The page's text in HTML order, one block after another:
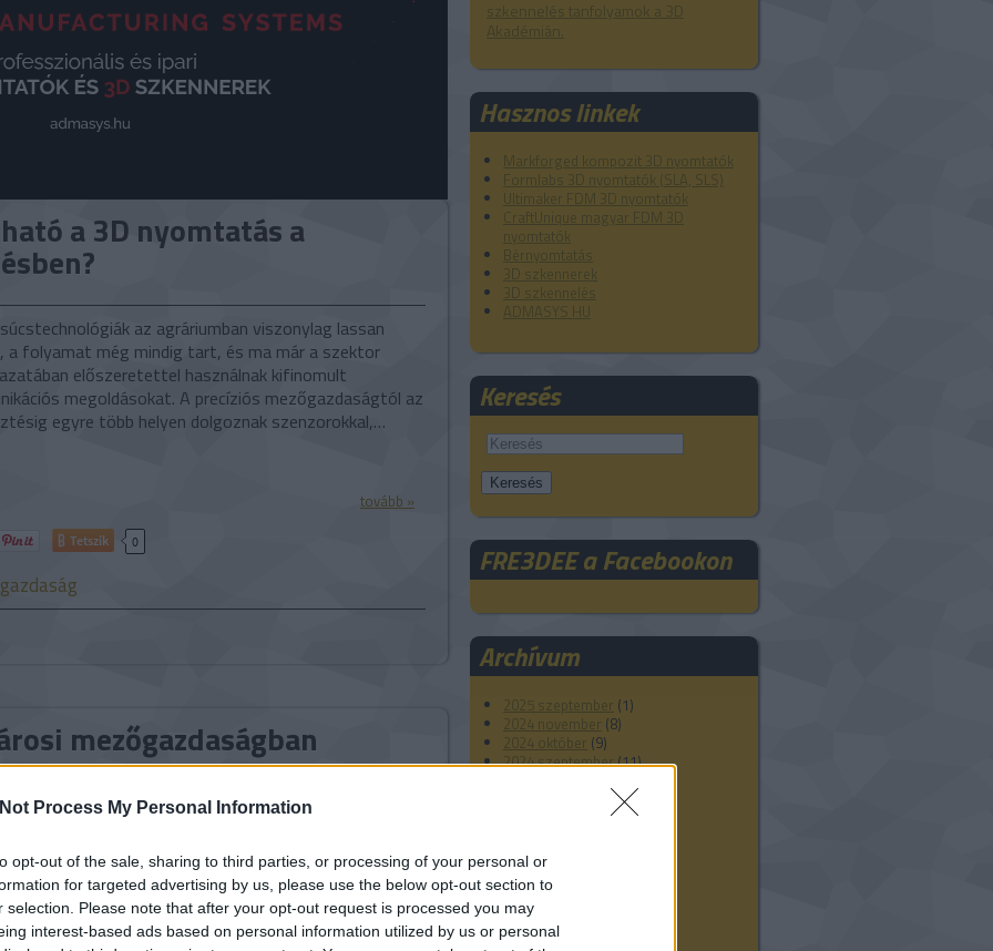
Process My Personal Information
opt-out of the sale, sharing to third parties, or processing of your personal or
for targeted advertising by us, please use the below opt-out section to
selection. Please note that after your opt-out request is processed you may
interest-based ads based on personal information utilized by us or personal
szkennelés tanfolyamok a 3D
Akadémián.
Hasznos linkek
Markforged kompozit 3D nyomtatók
Formlabs 3D nyomtatók (SLA, SLS)
Ultimaker FDM 3D nyomtatók
CraftUnique magyar FDM 3D
nyomtatók
Bérnyomtatás
3D szkennerek
3D szkennelés
ADMASYS HU
Keresés
FRE3DEE a Facebookon
Archívum
2025 szeptember (1)
2024 november (8)
2024 október (9)
2024 szeptember(11)
2024 április
2024 március
2024 február
2024 január
Tovább...
a 3D nyomtatás a
az agráriumban viszonylag lassan
a folyamat még mindig tart, és ma már a szektor
előszeretettel használnak kifinomult
megoldásokat. A precíziós mezőgazdaságtól az
egyre több helyen dolgoznak szenzorokkal,…
tovább »
Tetszik 0
mezőgazdaságban
állatok genetikai módosításával ugyan jelentősen nő a
nem tudjuk eljuttatni oda, ahol komoly szükség lenne
Föld lakosságának 80 százaléka fog városokban élni,
megoldás, ha a…